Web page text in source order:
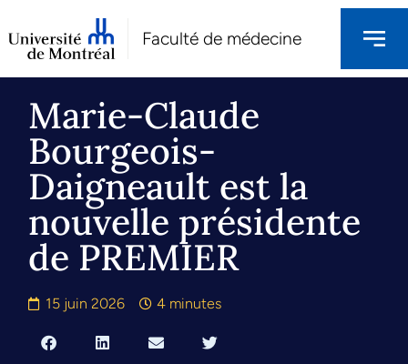
Faculté de médecine
Marie-Claude
Bourgeois-
Daigneault est la
nouvelle présidente
de PREMIER
15 juin 2026 4 minutes